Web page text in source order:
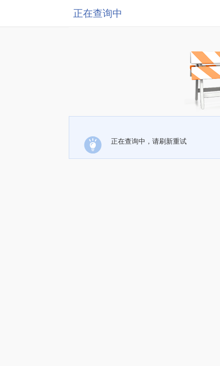
正在查询中
正在查询中，请刷新重试